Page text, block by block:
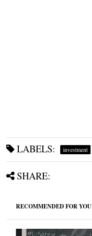
LABELS: investment
SHARE:
RECOMMENDED FOR YOU